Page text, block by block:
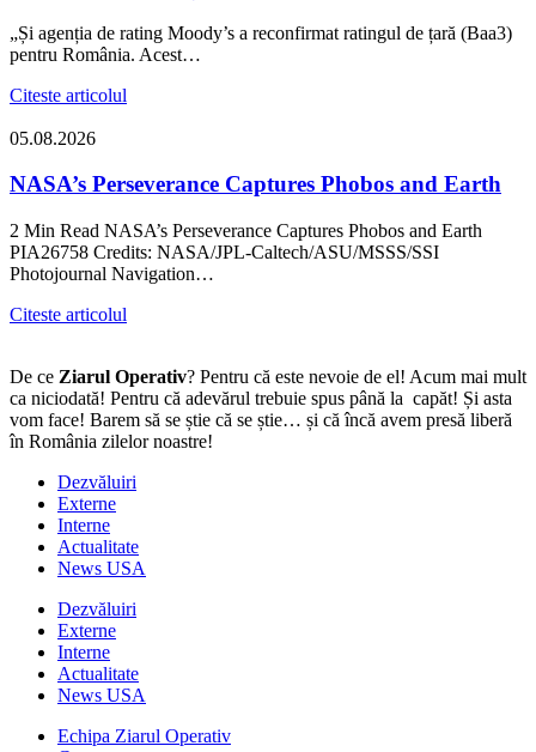
„Și agenția de rating Moody’s a reconfirmat ratingul de țară (Baa3)
pentru România. Acest…
Citeste articolul
05.08.2026
NASA’s Perseverance Captures Phobos and Earth
2 Min Read NASA’s Perseverance Captures Phobos and Earth
PIA26758 Credits: NASA/JPL-Caltech/ASU/MSSS/SSI
Photojournal Navigation…
Citeste articolul
De ce Ziarul Operativ? Pentru că este nevoie de el! Acum mai mult
ca niciodată! Pentru că adevărul trebuie spus până la capăt! Și asta
vom face! Barem să se știe că se știe… și că încă avem presă liberă
în România zilelor noastre!
Dezvăluiri
Externe
Interne
Actualitate
News USA
Dezvăluiri
Externe
Interne
Actualitate
News USA
Echipa Ziarul Operativ